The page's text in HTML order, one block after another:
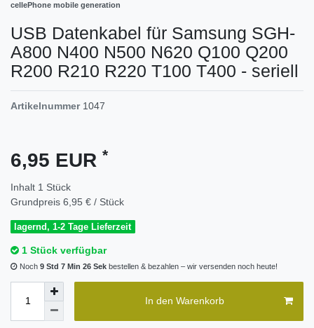
cellePhone mobile generation
USB Datenkabel für Samsung SGH-
A800 N400 N500 N620 Q100 Q200
R200 R210 R220 T100 T400 - seriell
Artikelnummer 1047
6,95 EUR *
Inhalt 1 Stück
Grundpreis 6,95 € / Stück
lagernd, 1-2 Tage Lieferzeit
1 Stück verfügbar
Noch 9 Std 7 Min 26 Sek bestellen & bezahlen – wir versenden noch heute!
In den Warenkorb